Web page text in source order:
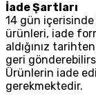
İade Şartları
14 gün
ürünleri, iade
aldığınız
geri
Ürünlerin iade
gerekmektedir.